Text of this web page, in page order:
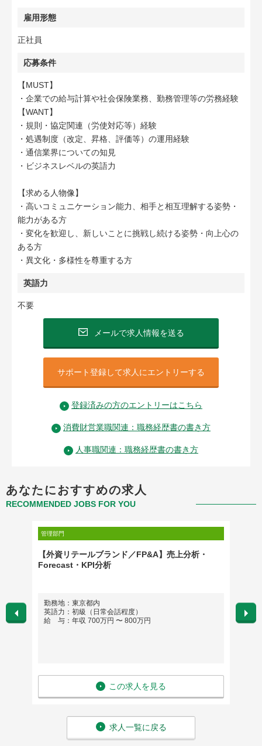
雇用形態
正社員
応募条件
【MUST】
・企業での給与計算や社会保険業務、勤務管理等の労務経験
【WANT】
・規則・協定関連（労使対応等）経験
・処遇制度（改定、昇格、評価等）の運用経験
・通信業界についての知見
・ビジネスレベルの英語力
【求める人物像】
・高いコミュニケーション能力、相手と相互理解する姿勢・
能力がある方
・変化を歓迎し、新しいことに挑戦し続ける姿勢・向上心の
ある方
・異文化・多様性を尊重する方
英語力
不要
メールで求人情報を送る
サポート登録して求人にエントリーする
登録済みの方のエントリーはこちら
消費財営業職関連：職務経歴書の書き方
人事職関連：職務経歴書の書き方
あなたにおすすめの求人
RECOMMENDED JOBS FOR YOU
管理部門
【外資リテールブランド／FP&A】売上分析・
Forecast・KPI分析
勤務地：東京都内
英語力：初級（日常会話程度）
給 与：年収 700万円 〜 800万円
この求人を見る
勤務
英語
給
求人一覧に戻る